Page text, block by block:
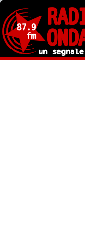
Salta
contenuto
principale